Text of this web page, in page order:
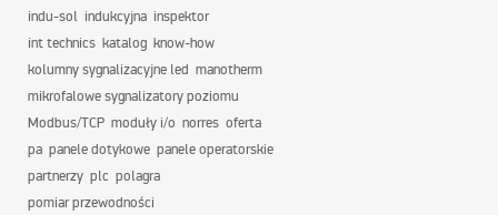
indu-sol indukcyjna inspektor
int technics katalog know-how
kolumny sygnalizacyjne led manotherm
mikrofalowe sygnalizatory poziomu
Modbus/TCP moduły i/o norres oferta
pa panele dotykowe panele operatorskie
partnerzy plc polagra
pomiar przewodności